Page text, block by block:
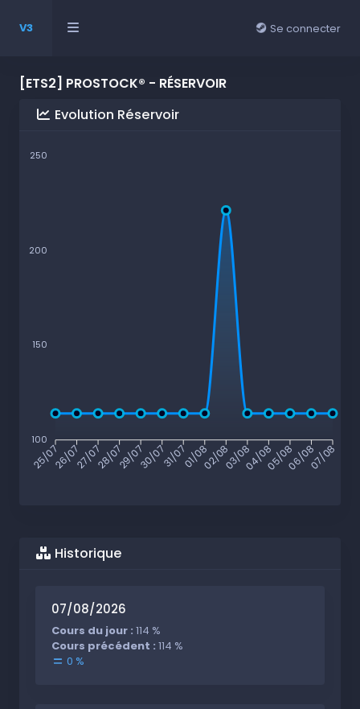
V3 Se connecter
[ETS2] PROSTOCK® - RÉSERVOIR
Evolution Réservoir
250
200
150
100
25/0726/0727/0728/0729/0730/0731/0701/0802/0803/0804/0805/0806/0807/08
Historique
07/08/2026
Cours du jour : 114 %
Cours précédent : 114 %
0 %